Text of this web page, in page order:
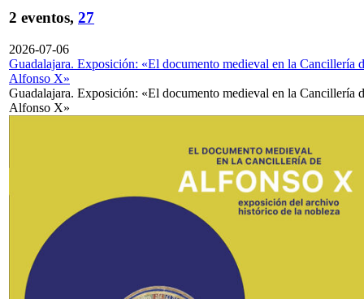
2 eventos, 27
2026-07-06
Guadalajara. Exposición: «El documento medieval en la Cancillería
Alfonso X»
Guadalajara. Exposición: «El documento medieval en la Cancillería
Alfonso X»